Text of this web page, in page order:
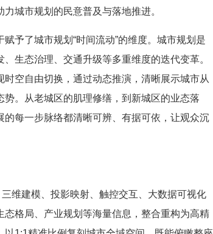
力城市规划 的民意普及与落地推进。
赋予了城市规划 “时间流动”的维度。 城市规划 是
生态治理、交通升级等多重维度的迭代变革。
时空自由切换，通过动态推演，清晰展示城市从
。从老城区的肌理修缮，到新城区的业态落
每一步脉络都清晰可辨、有据可依，让观众沉
维建模、 投影映射、触控交互、大数据可视化
格局、产业规划等海量信息，整合重构为高精